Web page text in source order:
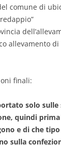
comune di
allevamento
finali:
solo sulle
quindi
e di che
sulla